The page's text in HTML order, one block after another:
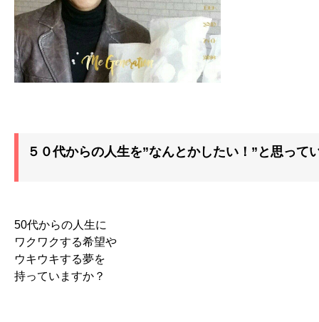
５０代からの人生を”なんとかしたい！”と思って
50代からの人生に
ワクワクする希望や
ウキウキする夢を
持っていますか？